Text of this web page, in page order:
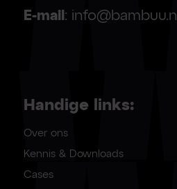
E-mail : info@bambuu.nl
Handige links:
Over ons
Kennis & Downloads
Cases